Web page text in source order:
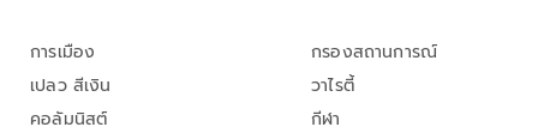
การเมือง
เปลว สีเงิน
คอลัมนิสต์
กรองสถานการณ์
วาไรตี้
กีฬา